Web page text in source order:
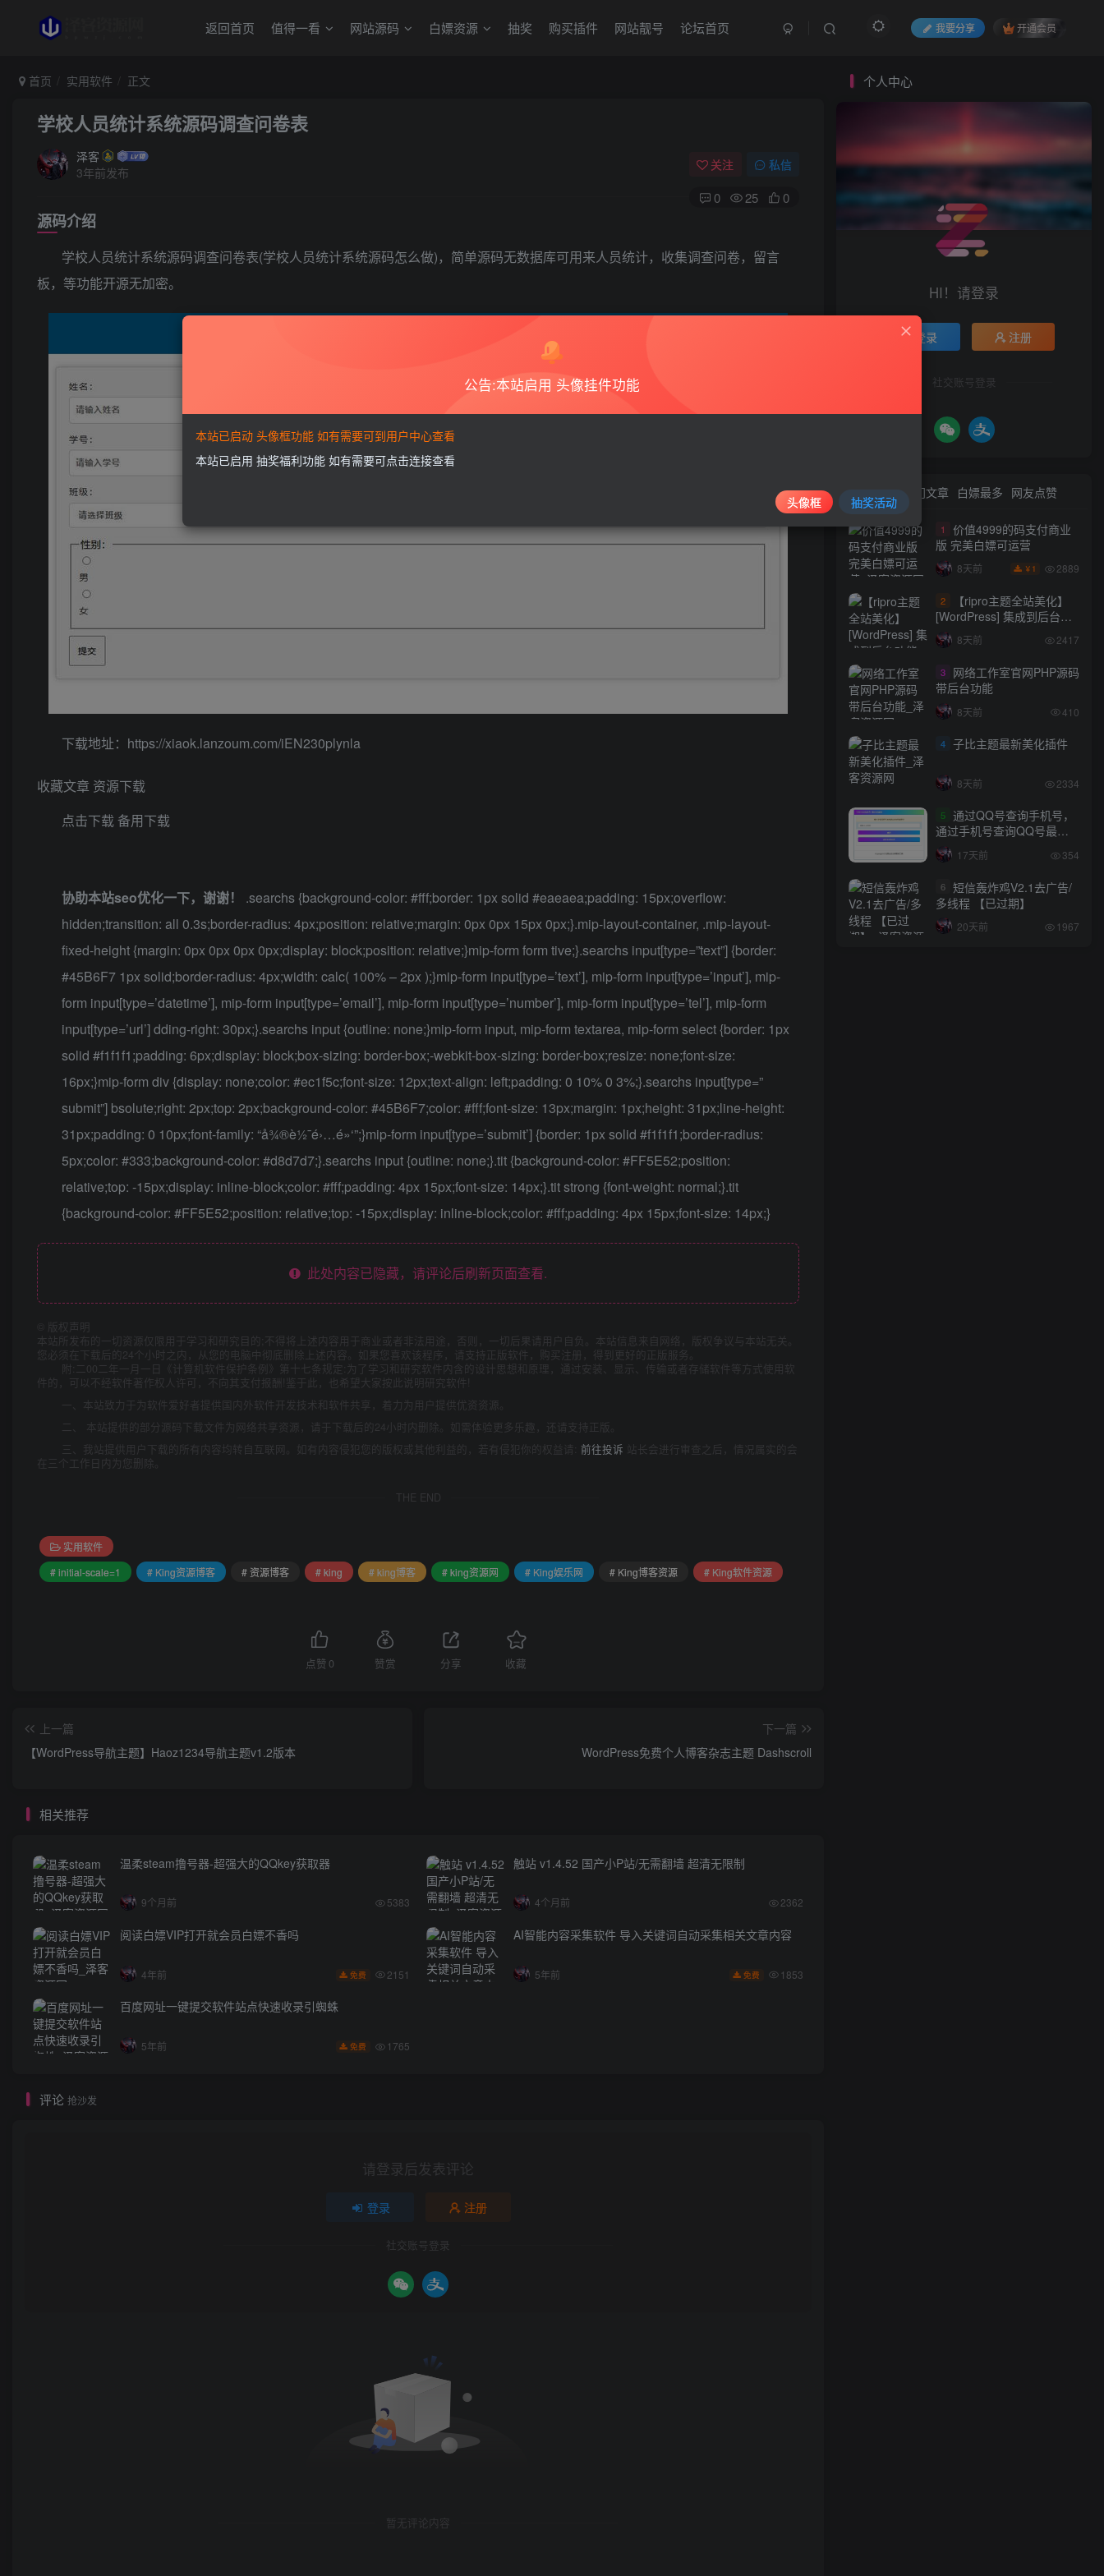
返回首页 值得一看 网站源码 白嫖资源 抽奖 购买插件 网站靓号 论坛首页 我要分享 开通会员
首页 实用软件 正文
学校人员统计系统源码调查问卷表
泽客
3年前发布
关注 私信
0 25 0
源码介绍
学校人员统计系统源码调查问卷表(学校人员统计系统源码怎么做)，简单源码无数据库可用来人员统计，收集调查问卷，留言
板，等功能开源无加密。
下载地址： https://xiaok.lanzoum.com/iEN230plynla
收藏文章 资源下载
点击下载备用下载
协助本站seo优化一下，谢谢！ .searchs {background-color: #fff;border: 1px solid #eaeaea;padding: 15px;overflow:
hidden;transition: all 0.3s;border-radius: 4px;position: relative;margin: 0px 0px 15px 0px;}.mip-layout-container, .mip-layout-
fixed-height {margin: 0px 0px 0px 0px;display: block;position: relative;}mip-form form tive;}.searchs input[type=”text”] {border:
#45B6F7 1px solid;border-radius: 4px;width: calc( 100% – 2px );}mip-form input[type=’text’], mip-form input[type=’input’], mip-
form input[type=’datetime’], mip-form input[type=’email’], mip-form input[type=’number’], mip-form input[type=’tel’], mip-form
input[type=’url’] dding-right: 30px;}.searchs input {outline: none;}mip-form input, mip-form textarea, mip-form select {border: 1px
solid #f1f1f1;padding: 6px;display: block;box-sizing: border-box;-webkit-box-sizing: border-box;resize: none;font-size:
16px;}mip-form div {display: none;color: #ec1f5c;font-size: 12px;text-align: left;padding: 0 10% 0 3%;}.searchs input[type=”
submit”] bsolute;right: 2px;top: 2px;background-color: #45B6F7;color: #fff;font-size: 13px;margin: 1px;height: 31px;line-height:
31px;padding: 0 10px;font-family: “å¾®è½¯é›…é»‘”;}mip-form input[type=’submit’] {border: 1px solid #f1f1f1;border-radius:
5px;color: #333;background-color: #d8d7d7;}.searchs input {outline: none;}.tit {background-color: #FF5E52;position:
relative;top: -15px;display: inline-block;color: #fff;padding: 4px 15px;font-size: 14px;}.tit strong {font-weight: normal;}.tit
{background-color: #FF5E52;position: relative;top: -15px;display: inline-block;color: #fff;padding: 4px 15px;font-size: 14px;}
此处内容已隐藏，请评论后刷新页面查看.
版权声明
本站所发布的一切资源仅限用于学习和研究目的;不得将上述内容用于商业或者非法用途，否则，一切后果请用户自负。本站信息来自网络，版权争议与本站无关。
您必须在下载后的24个小时之内，从您的电脑中彻底删除上述内容。如果您喜欢该程序，请支持正版软件，购买注册，得到更好的正版服务。
附:二00二年一月一日《计算机软件保护条例》第十七条规定:为了学习和研究软件内含的设计思想和原理，通过安装、显示、传输或者存储软件等方式使用软
件的，可以不经软件著作权人许可，不向其支付报酬!鉴于此，也希望大家按此说明研究软件!
一、本站致力于为软件爱好者提供国内外软件开发技术和软件共享，着力为用户提供优资资源。
二、 本站提供的部分源码下载文件为网络共享资源，请于下载后的24小时内删除。如需体验更多乐趣，还请支持正版。
三、我站提供用户下载的所有内容均转自互联网。如有内容侵犯您的版权或其他利益的，若有侵犯你的权益请: 前往投诉 站长会进行审查之后，情况属实的会
在三个工作日内为您删除。
THE END
实用软件
# initial-scale=1
# King资源博客 # 资源博客 # king # king博客 # king资源网 # King娱乐网 # King博客资源 # King软件资源
点赞 0 赞赏 分享 收藏
上一篇
【WordPress导航主题】Haoz1234导航主题v1.2版本
下一篇
WordPress免费个人博客杂志主题 Dashscroll
相关推荐
温柔steam撸号器-超强大的QQkey获取器
9个月前 5383
触站 v1.4.52 国产小P站/无需翻墙 超清无限制
4个月前 2362
阅读白嫖VIP打开就会员白嫖不香吗
4年前 免费 2151
AI智能内容采集软件 导入关键词自动采集相关文章内容
5年前 免费 1853
百度网址一键提交软件站点快速收录引蜘蛛
5年前 免费 1765
评论 抢沙发
请登录后发表评论
登录 注册
社交账号登录
暂无评论内容
个人中心
HI！请登录
登录 注册
社交账号登录
热门文章 白嫖最多 网友点赞
1
价值4999的码支付商业
版 完美白嫖可运营
8天前 ￥ 1 2889
2
【ripro主题全站美化】
[WordPress] 集成到后台功
能的全站美化包
WordPress…
8天前 2417
3
网络工作室官网PHP源码
带后台功能
8天前 410
4 子比主题最新美化插件
8天前 2334
5 通过QQ号查询手机号，
通过手机号查询QQ号最新
网站源码
17天前 354
6 短信轰炸鸡V2.1去广告/
多线程 【已过期】
20天前 1967
公告:本站启用 头像挂件功能
本站已启动 头像框功能 如有需要可到用户中心查看
本站已启用 抽奖福利功能 如有需要可点击连接查看
头像框 抽奖活动